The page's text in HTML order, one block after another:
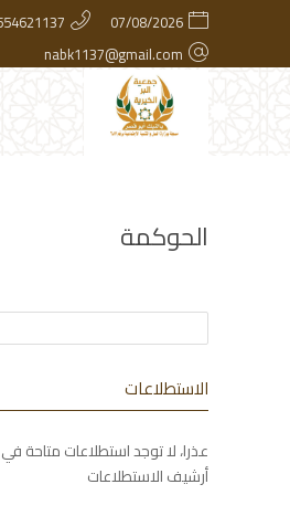
07/08/2026
nabk1137@gmail.com
الحوكمة
الاستطلاعات
عذرا، لا توجد استطلاعات متاحة
أرشيف الاستطلاعات